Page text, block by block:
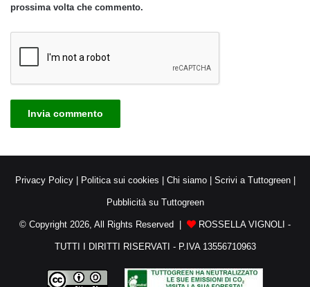
prossima volta che commento.
Privacy Policy| Politica sui cookies Chi siamo| Scrivi a Tuttogreen|
Pubblicità su Tuttogreen
© Copyright 2026, All Rights Reserved | ROSSELLA VIGNOLI -
TUTTI I DIRITTI RISERVATI - P.IVA 13556710963